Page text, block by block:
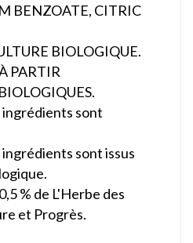
BENZOATE, CITRIC
BIOLOGIQUE.
PARTIR
ingrédients sont
sont issus
% de L'Herbe des
et Progrès.